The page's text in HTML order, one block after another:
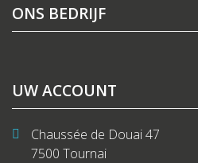
ONS BEDRIJF
UW ACCOUNT
Chaussée de Douai 47
7500 Tournai